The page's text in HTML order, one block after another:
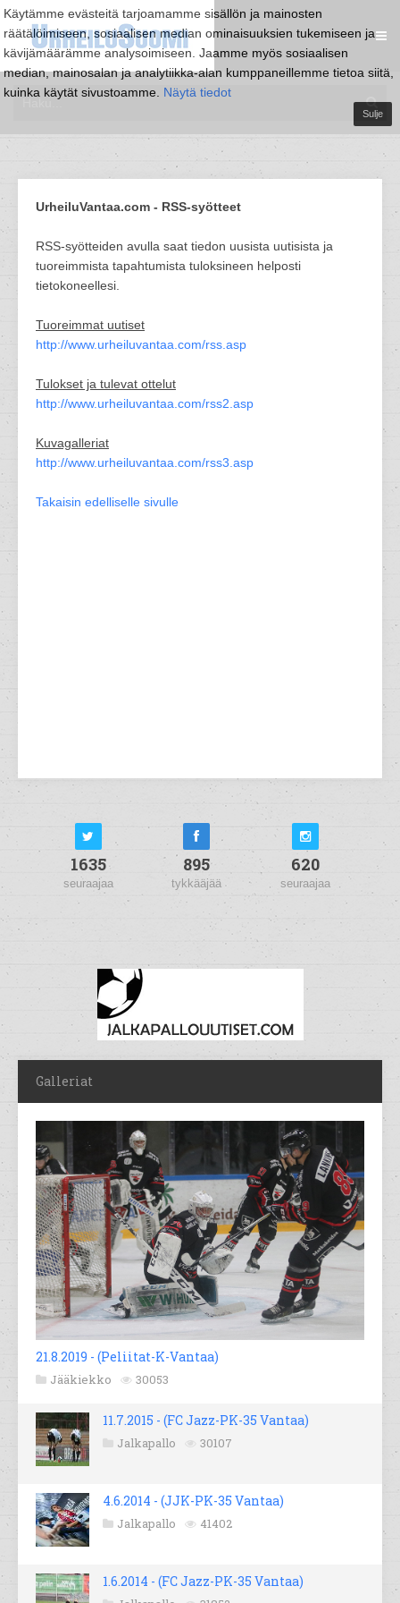
Käytämme evästeitä tarjoamamme sisällön ja mainosten
räätälöimiseen, sosiaalisen median ominaisuuksien tukemiseen ja
kävijämäärämme analysoimiseen. Jaamme myös sosiaalisen
median, mainosalan ja analytiikka-alan kumppaneillemme tietoa siitä,
kuinka käytät sivustoamme. Näytä tiedot
Sulje
UrheiluVantaa.com - RSS-syötteet
RSS-syötteiden avulla saat tiedon uusista uutisista ja
tuoreimmista tapahtumista tuloksineen helposti
tietokoneellesi.
Tuoreimmat uutiset
http://www.urheiluvantaa.com/rss.asp
Tulokset ja tulevat ottelut
http://www.urheiluvantaa.com/rss2.asp
Kuvagalleriat
http://www.urheiluvantaa.com/rss3.asp
Takaisin edelliselle sivulle
1635
seuraajaa
895
tykkääjää
620
seuraajaa
Galleriat
21.8.2019 - (Peliitat-K-Vantaa)
Jääkiekko 30053
11.7.2015 - (FC Jazz-PK-35 Vantaa)
Jalkapallo 30107
4.6.2014 - (JJK-PK-35 Vantaa)
Jalkapallo 41402
1.6.2014 - (FC Jazz-PK-35 Vantaa)